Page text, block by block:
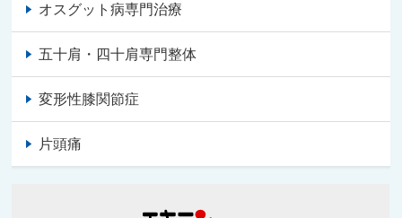
オスグット病専門治療
五十肩・四十肩専門整体
変形性膝関節症
片頭痛